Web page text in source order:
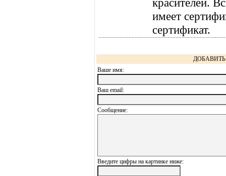
имеет
сертификат.
Ваше имя:
Ваш еmail:
Сообщение:
Введите цифры на картинке ниже: